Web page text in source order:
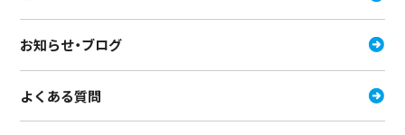
お知らせ・ブログ
よくある質問